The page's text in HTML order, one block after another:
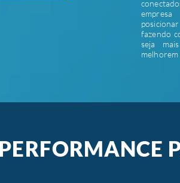
fazendo
seja
melhorem